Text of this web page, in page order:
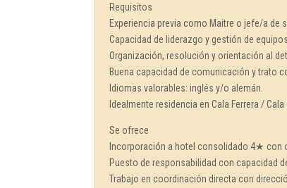
Requisitos
Experiencia previa como Maitre o jefe/a de
Capacidad de liderazgo y gestión de equipos.
Organización, resolución y orientación al
Buena capacidad de comunicación y trato
Idiomas valorables: inglés y/o alemán.
Idealmente residencia en Cala Ferrera / Cala
Se ofrece
Incorporación a hotel consolidado 4★ con
Puesto de responsabilidad con capacidad
Trabajo en coordinación directa con